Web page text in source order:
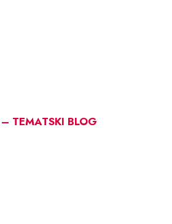
TEMATSKI BLOG